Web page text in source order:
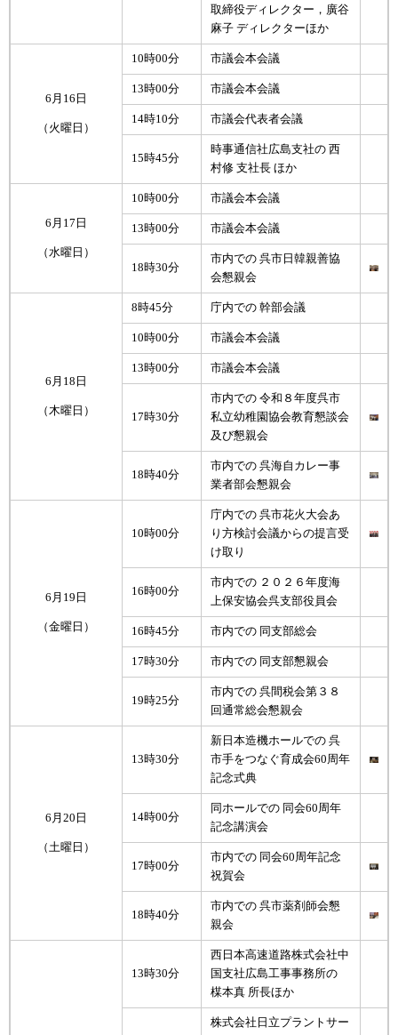
取締役ディレクター，廣谷
麻子 ディレクターほか
6月16日
（火曜日）
10時00分 市議会本会議
13時00分 市議会本会議
14時10分 市議会代表者会議
15時45分
時事通信社広島支社の 西
村修 支社長 ほか
6月17日
（水曜日）
10時00分 市議会本会議
13時00分 市議会本会議
18時30分
市内での 呉市日韓親善協
会懇親会
6月18日
（木曜日）
8時45分 庁内での 幹部会議
10時00分 市議会本会議
13時00分 市議会本会議
17時30分
市内での 令和８年度呉市
私立幼稚園協会教育懇談会
及び懇親会
18時40分
市内での 呉海自カレー事
業者部会懇親会
6月19日
（金曜日）
10時00分
庁内での 呉市花火大会あ
り方検討会議からの提言受
け取り
16時00分
市内での ２０２６年度海
上保安協会呉支部役員会
16時45分 市内での 同支部総会
17時30分 市内での 同支部懇親会
19時25分
市内での 呉間税会第３８
回通常総会懇親会
6月20日
（土曜日）
13時30分
新日本造機ホールでの 呉
市手をつなぐ育成会60周年
記念式典
14時00分
同ホールでの 同会60周年
記念講演会
17時00分
市内での 同会60周年記念
祝賀会
18時40分
市内での 呉市薬剤師会懇
親会
13時30分
西日本高速道路株式会社中
国支社広島工事事務所の
楳本真 所長ほか
株式会社日立プラントサー